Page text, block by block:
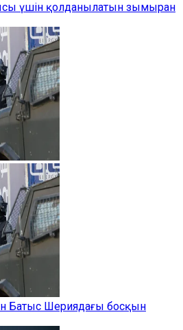
үшін қолданылатын зымыран
Батыс Шериядағы босқын